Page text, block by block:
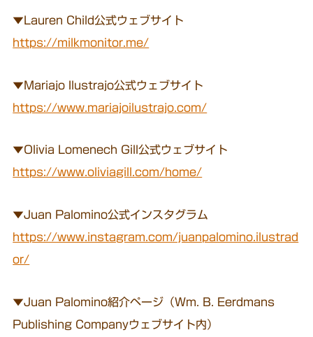
▼Lauren Child公式ウェブサイト
https://milkmonitor.me/
▼Mariajo Ilustrajo公式ウェブサイト
https://www.mariajoilustrajo.com/
▼Olivia Lomenech Gill公式ウェブサイト
https://www.oliviagill.com/home/
▼Juan Palomino公式インスタグラム
https://www.instagram.com/juanpalomino.ilustrad
or/
▼Juan Palomino紹介ページ（Wm. B. Eerdmans
Publishing Companyウェブサイト内）